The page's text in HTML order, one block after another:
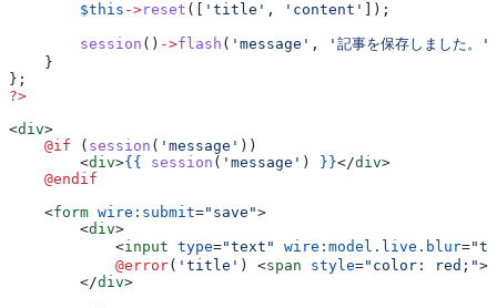
        $this
->reset ([ 'title' , 'content' ]);
        session
() ->flash ( 'message' , '記事を保存しました。'
    }
};
?>
<div>
    @if
( session ( 'message' ))
        <
div>{{ session ( 'message' ) }}</div>
    @endif
    <
form wire:submit="save">
        <
div>
            <
input type="text" wire:model.live.blur=
            @error
( 'title' ) <span style="color: red;">
        </
div>